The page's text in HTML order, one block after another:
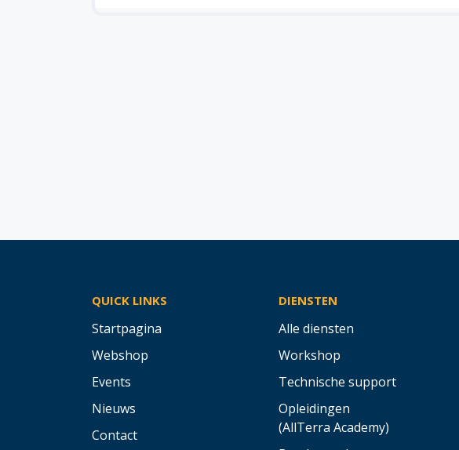
QUICK LINKS
Startpagina
Webshop
Events
Nieuws
Contact
DIENSTEN
Alle diensten
Workshop
Technische support
Opleidingen
(AllTerra Academy)